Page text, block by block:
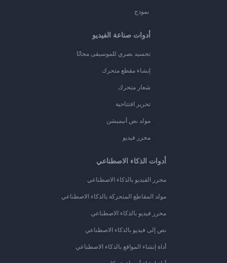
نموذج
أدوات صناعة الفيديو
تجسيد بصري للموسيقى مجانًا
إنشاء مقطع متحرك
شعار متحرك
تحرير افتتاحية
مولد نص أنيميشن
محرر فيديو
أدوات الذكاء الاصطناعي
محرر الفيديو بالذكاء الاصطناعي
مولد المقاطع المتحركة بالذكاء الاصطناعي
محرر فيديو بالذكاء الاصطناعي
نص إلى فيديو بالذكاء الاصطناعي
أداة إنشاء المواقع بالذكاء الاصطناعي